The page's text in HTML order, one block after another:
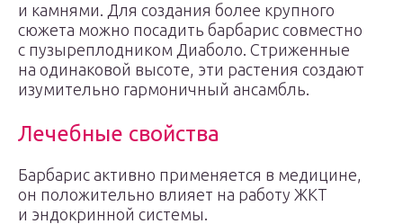
и камнями. Для создания более крупного
сюжета можно посадить барбарис совместно
с пузыреплодником Диаболо. Стриженные
на одинаковой высоте, эти растения создают
изумительно гармоничный ансамбль.
Лечебные свойства
Барбарис активно применяется в медицине,
он положительно влияет на работу ЖКТ
и эндокринной системы.